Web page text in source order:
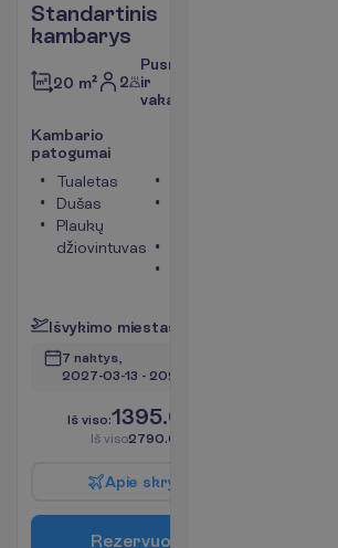
Standartinis
kambarys
20 m² 2
Pusryčiai
ir
vakarienė
Kambario
patogumai
Tualetas
Dušas
Plaukų
džiovintuvas
Išvykimo miestas
7 naktys,
2027-03-13 - 2027-03-20
Iš viso:1395.00
Iš viso2790.00
Apie skry
Rezervuo